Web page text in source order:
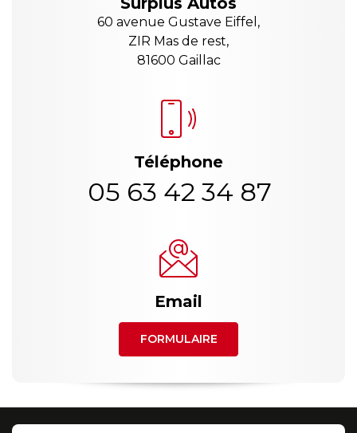
60 avenue Gustave Eiffel,
ZIR Mas de rest,
81600 Gaillac
Téléphone
05 63 42 34 87
Email
FORMULAIRE